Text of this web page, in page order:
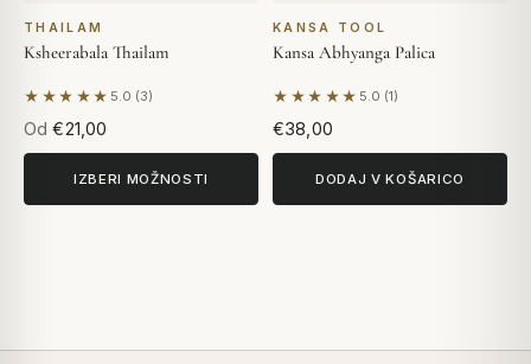
THAILAM
Ksheerabala Thailam
★★★★★ 5.0 (3)
Na podlagi 3 mnenj
Od €21,00
IZBERI MOŽNOSTI
KANSA TOOL
Kansa Abhyanga Palica
★★★★★ 5.0 (1)
Na podlagi 1 mnenja
€38,00
DODAJ V KOŠARICO